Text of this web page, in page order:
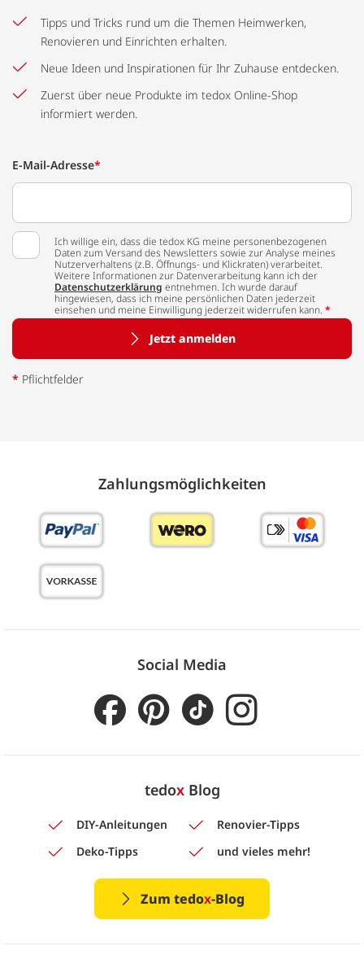
Tipps und Tricks rund um die Themen Heimwerken,
Renovieren und Einrichten erhalten.
Neue Ideen und Inspirationen für Ihr Zuhause entdecken.
Zuerst über neue Produkte im tedox Online-Shop
informiert werden.
E-Mail-Adresse*
Ich willige ein, dass die tedox KG meine personenbezogenen
Daten zum Versand des Newsletters sowie zur Analyse meines
Nutzerverhaltens (z.B. Öffnungs- und Klickraten) verarbeitet.
Weitere Informationen zur Datenverarbeitung kann ich der
Datenschutzerklärung entnehmen. Ich wurde darauf
hingewiesen, dass ich meine persönlichen Daten jederzeit
einsehen und meine Einwilligung jederzeit widerrufen kann. *
Jetzt anmelden
* Pflichtfelder
Zahlungs­möglich­keiten
Social Media
tedoxBlog
DIY-Anleitungen
Renovier-Tipps
Deko-Tipps
und vieles mehr!
Zum tedox-Blog